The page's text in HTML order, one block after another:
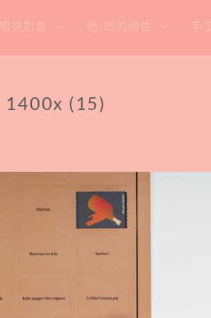
贈送對象 他/她的個性 手
1400x (15)